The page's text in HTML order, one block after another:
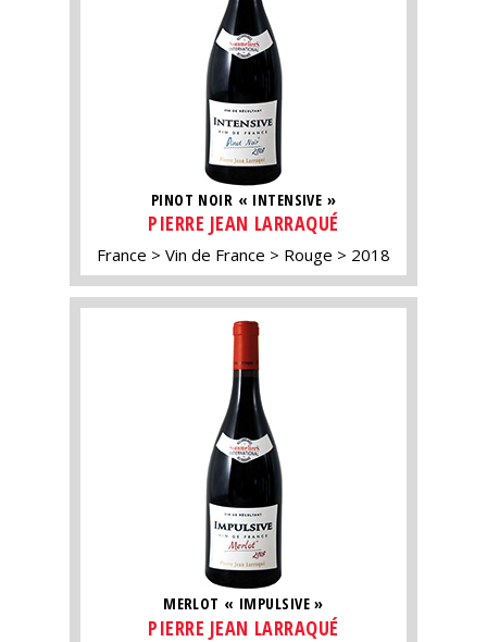
PINOT NOIR « INTENSIVE »
PIERRE JEAN LARRAQUÉ
France Vin de France Rouge 2018
MERLOT « IMPULSIVE »
PIERRE JEAN LARRAQUÉ